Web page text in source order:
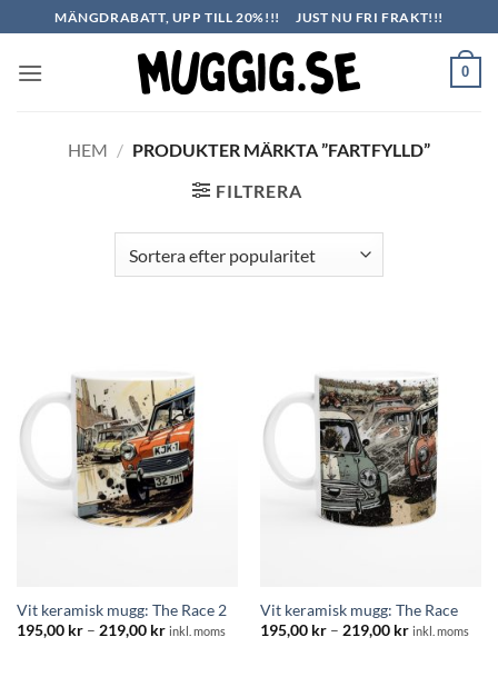
to
content
MÄNGDRABATT, UPP TILL 20%!!! JUST NU FRI FRAKT!!!
0
HEM / PRODUKTER MÄRKTA ”FARTFYLLD”
FILTRERA
Vit keramisk mugg: The Race 2
195,00 kr – 219,00 krPrisintervall:
inkl. moms
Vit keramisk mugg: The Race
195,00 kr – 219,00 krPrisintervall:
inkl. moms